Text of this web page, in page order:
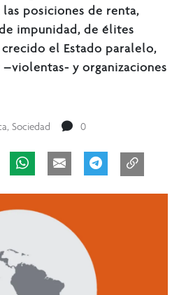
posiciones de renta,
impunidad, de élites
el Estado paralelo,
y organizaciones
, Sociedad 0